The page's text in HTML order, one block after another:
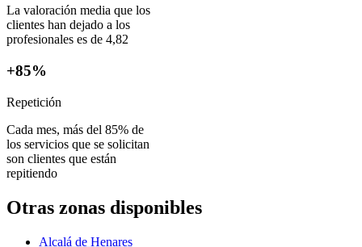
La valoración media que los
clientes han dejado a los
profesionales es de 4,82
+85%
Repetición
Cada mes, más del 85% de
los servicios que se solicitan
son clientes que están
repitiendo
Otras zonas disponibles
Alcalá de Henares